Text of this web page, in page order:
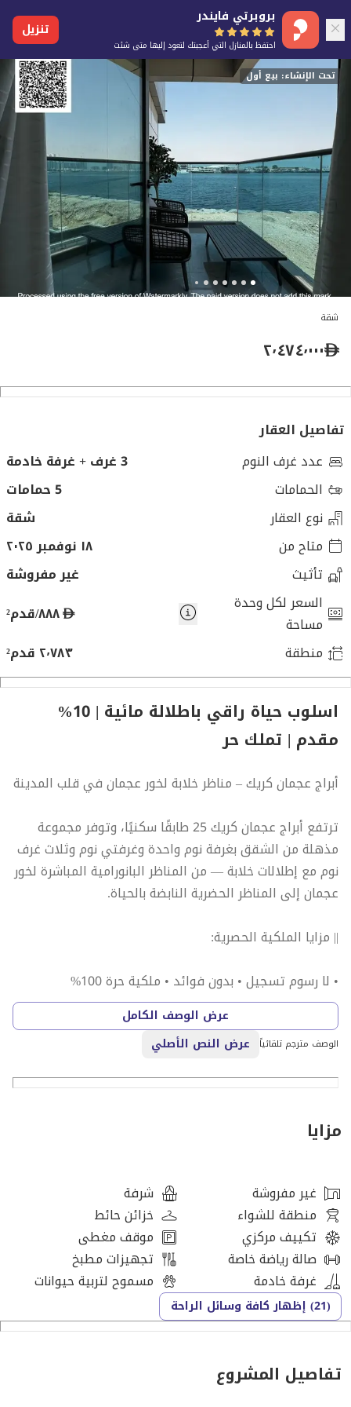
بروبرتي فايندر
احتفظ بالمنازل التي أعجبتك لتعود إليها متى شئت
تنزيل
تحت الإنشاء: بيع أول
شقة
٢٬٤٧٤٬٠٠٠
تفاصيل العقار
عدد غرف النوم
3 غرف + غرفة خادمة
الحمامات
5 حمامات
نوع العقار
شقة
متاح من
١٨ نوفمبر ٢٠٢٥
تأثيث
غير مفروشة
السعر لكل وحدة
مساحة
د
ه
م
٨٨٨/قدم²
منطقة
٢٬٧٨٣ قدم²
اسلوب حياة راقي باطلالة مائية | 10%
مقدم | تملك حر
أبراج عجمان كريك – مناظر خلابة لخور عجمان في قلب المدينة
ترتفع أبراج عجمان كريك 25 طابقًا سكنيًا، وتوفر مجموعة
مذهلة من الشقق بغرفة نوم واحدة وغرفتي نوم وثلاث غرف
نوم مع إطلالات خلابة — من المناظر البانورامية المباشرة لخور
عجمان إلى المناظر الحضرية النابضة بالحياة.
|| مزايا الملكية الحصرية:
• لا رسوم تسجيل • بدون فوائد • ملكية حرة 100%
• مباشرة من المطور
شخصية سهلة تصل إلى 90 شهرًا — بدون الحاجة إلى بنك!
|| تفاصيل العقار:
على خور عجمان
• منطقة تبديل الملابس
• 1 شرفة مع إطلالة مباشرة على البحر
• غرفة خادمة مع حمام خاص + غرفة غسيل
• 5 حمامات في المجموع • خزائن مدمجة في الغرف والمطبخ
عرض الوصف الكامل
الوصف مترجم تلقائياً عرض النص الأصلي
مزايا
غير مفروشة
شرفة
منطقة للشواء
خزائن حائط
تكييف مركزي
موقف مغطى
صالة رياضة خاصة
تجهيزات مطبخ
غرفة خادمة
مسموح لتربية حيوانات
(21) إظهار كافة وسائل الراحة
تفاصيل المشروع